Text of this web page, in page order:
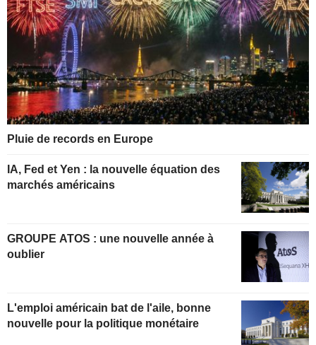
Pluie de records en Europe
IA, Fed et Yen : la nouvelle équation des
marchés américains
GROUPE ATOS : une nouvelle année à
oublier
L'emploi américain bat de l'aile, bonne
nouvelle pour la politique monétaire